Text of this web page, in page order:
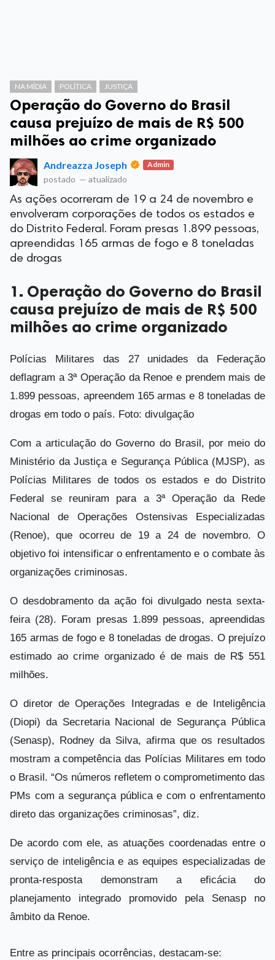
NA MÍDIA POLÍTICA JUSTIÇA
Operação do Governo do Brasil
causa prejuízo de mais de R$ 500
milhões ao crime organizado
Andreazza Joseph Admin
postado — atualizado
As ações ocorreram de 19 a 24 de novembro e
envolveram corporações de todos os estados e
do Distrito Federal. Foram presas 1.899 pessoas,
apreendidas 165 armas de fogo e 8 toneladas
de drogas
1. Operação do Governo do Brasil
causa prejuízo de mais de R$ 500
milhões ao crime organizado
Polícias Militares das 27 unidades da Federação
deflagram a 3ª Operação da Renoe e prendem mais de
1.899 pessoas, apreendem 165 armas e 8 toneladas de
drogas em todo o país. Foto: divulgação
Com a articulação do Governo do Brasil, por meio do
Ministério da Justiça e Segurança Pública (MJSP), as
Polícias Militares de todos os estados e do Distrito
Federal se reuniram para a 3ª Operação da Rede
Nacional de Operações Ostensivas Especializadas
(Renoe), que ocorreu de 19 a 24 de novembro. O
objetivo foi intensificar o enfrentamento e o combate às
organizações criminosas.
O desdobramento da ação foi divulgado nesta sexta-
feira (28). Foram presas 1.899 pessoas, apreendidas
165 armas de fogo e 8 toneladas de drogas. O prejuízo
estimado ao crime organizado é de mais de R$ 551
milhões.
O diretor de Operações Integradas e de Inteligência
(Diopi) da Secretaria Nacional de Segurança Pública
(Senasp), Rodney da Silva, afirma que os resultados
mostram a competência das Polícias Militares em todo
o Brasil. “Os números refletem o comprometimento das
PMs com a segurança pública e com o enfrentamento
direto das organizações criminosas”, diz.
De acordo com ele, as atuações coordenadas entre o
serviço de inteligência e as equipes especializadas de
pronta-resposta demonstram a eficácia do
planejamento integrado promovido pela Senasp no
âmbito da Renoe.
Entre as principais ocorrências, destacam-se: